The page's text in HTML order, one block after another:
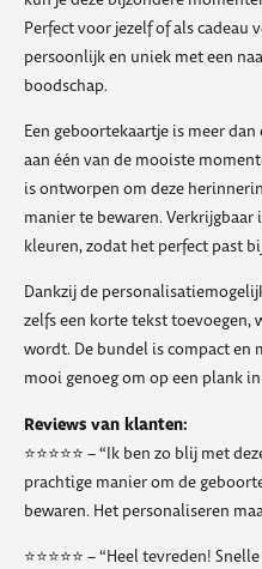
Perfect voor jezelf of als cadeau
persoonlijk en uniek met een
boodschap.
Een geboortekaartje is meer
aan één van de mooiste
is ontworpen om deze
manier te bewaren. Verkrijgbaar
kleuren, zodat het perfect past
Dankzij de
zelfs een korte tekst toevoegen,
wordt. De bundel is compact en
mooi genoeg om op een plank
Reviews van klanten:
⭐️⭐️⭐️⭐️⭐️ – “Ik ben zo blij met
prachtige manier om de
bewaren. Het personaliseren
⭐️⭐️⭐️⭐️⭐️ – “Heel tevreden!